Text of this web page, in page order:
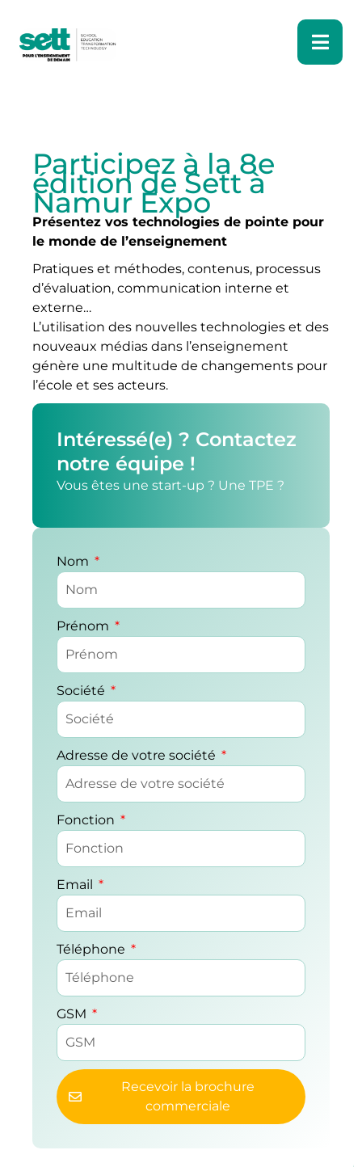
Participez à la 8e
édition de Sett à
Namur Expo
Présentez vos technologies de pointe pour
le monde de l’enseignement
Pratiques et méthodes, contenus, processus
d’évaluation, communication interne et
externe…
L’utilisation des nouvelles technologies et des
nouveaux médias dans l’enseignement
génère une multitude de changements pour
l’école et ses acteurs.
Intéressé(e) ? Contactez
notre équipe !
Vous êtes une start-up ? Une TPE ?
Nom
Prénom
Société
Adresse de votre société
Fonction
Email
Téléphone
GSM
Recevoir la brochure
commerciale